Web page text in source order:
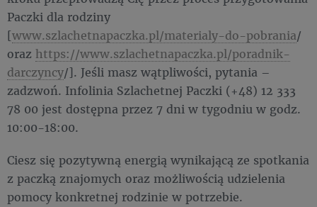
Paczki dla rodziny
[www.szlachetnapaczka.pl/materialy-do-pobrania/
oraz https://www.szlachetnapaczka.pl/poradnik-
darczyncy/]. Jeśli masz wątpliwości, pytania –
zadzwoń. Infolinia Szlachetnej Paczki (+48) 12 333
78 00 jest dostępna przez 7 dni w tygodniu w godz.
10:00-18:00.
Ciesz się pozytywną energią wynikającą ze spotkania
z paczką znajomych oraz możliwością udzielenia
pomocy konkretnej rodzinie w potrzebie.